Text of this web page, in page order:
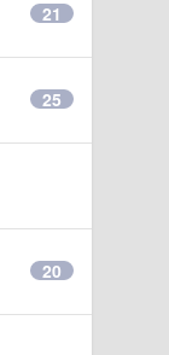
21
25
20